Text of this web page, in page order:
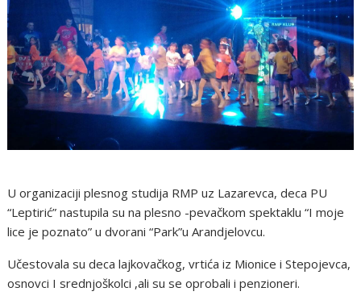
U organizaciji plesnog studija RMP uz Lazarevca, deca PU
“Leptirić” nastupila su na plesno -pevačkom spektaklu “I moje
lice je poznato” u dvorani “Park”u Arandjelovcu.
Učestovala su deca lajkovačkog, vrtića iz Mionice i Stepojevca,
osnovci I srednjoškolci ,ali su se oprobali i penzioneri.